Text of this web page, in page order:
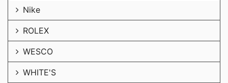
Nike
ROLEX
WESCO
WHITE'S